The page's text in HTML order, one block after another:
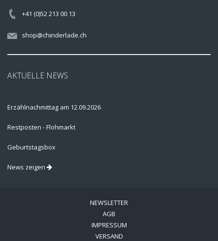
+41 (0)52 213 00 13
shop@chinderlade.ch
AKTUELLE NEWS
Erzählnachmittag am 12.09.2026
Restposten - Flohmarkt
Geburtstagsbox
News zeigen
NEWSLETTER
AGB
IMPRESSUM
VERSAND